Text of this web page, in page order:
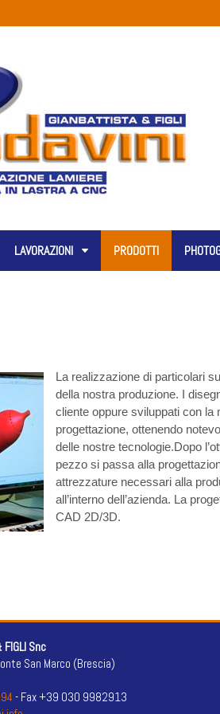
LAVORAZIONI PRODOTTI
La realizzazione di particolari
della nostra produzione. I
cliente oppure sviluppati con la
progettazione, ottenendo
delle nostre tecnologie.Dopo
pezzo si passa alla
attrezzature necessari alla
all’interno dell’azienda. La
CAD 2D/3D.
FIGLI Snc
San Marco (Brescia)
- Fax +39 030 9982913